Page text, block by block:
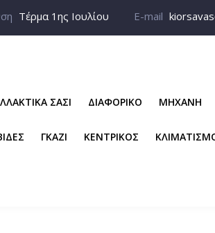
Τέρμα 1ης Ιουλίου E-mail
ΣΑΣΙ ΔΙΑΦΟΡΙΚΟ ΜΗΧΑΝΗ
ΓΚΑΖΙ ΚΕΝΤΡΙΚΟΣ